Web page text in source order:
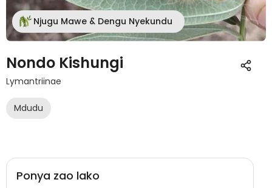
Njugu Mawe & Dengu Nyekundu
Nondo Kishungi
Lymantriinae
Mdudu
Ponya zao lako